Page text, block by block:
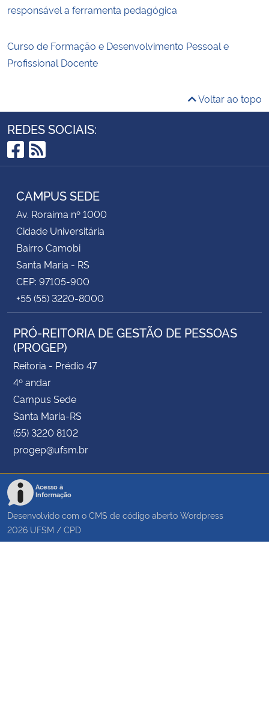
responsável a ferramenta pedagógica
Curso de Formação e Desenvolvimento Pessoal e
Profissional Docente
Voltar ao topo
REDES SOCIAIS:
Facebook
RSS
CAMPUS SEDE
Av. Roraima nº 1000
Cidade Universitária
Bairro Camobi
Santa Maria - RS
CEP: 97105-900
+55 (55) 3220-8000
PRÓ-REITORIA DE GESTÃO DE PESSOAS
(PROGEP)
Reitoria - Prédio 47
4º andar
Campus Sede
Santa Maria-RS
(55) 3220 8102
progep@ufsm.br
Acesso à
Informação
Desenvolvido com o CMS de código aberto Wordpress
2026 UFSM / CPD